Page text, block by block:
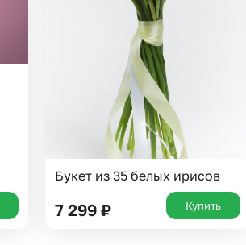
Букет из 35 белых ирисов
7 299 ₽ Купить